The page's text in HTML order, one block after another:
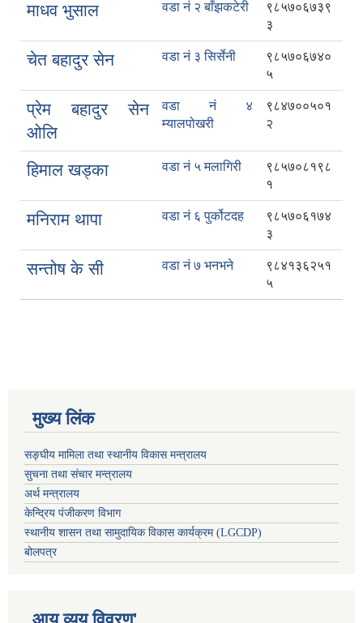
माधव भुसाल वडा नं २ बाँझकटेरी
९८५७०६७३९
३
चेत बहादुर सेन वडा नं ३ सिर्सेनी
९८५७०६७४०
५
प्रेम बहादुर सेन
ओलि
वडा नं ४
म्यालपोखरी
९८४७००५०१
२
हिमाल खड्का वडा नं ५ मलागिरी
९८५७०८१९८
१
मनिराम थापा वडा नं ६ पुर्कोटदह
९८५७०६१७४
३
सन्तोष के सी वडा नं ७ भनभने
९८४१३६२५१
५
मुख्य लिंक
सङ्घीय मामिला तथा स्थानीय विकास मन्त्रालय
सुचना तथा संचार मन्त्रालय
अर्थ मन्त्रालय
केन्द्रिय पंजीकरण विभाग
स्थानीय शासन तथा सामुदायिक विकास कार्यक्रम (LGCDP)
बोलपत्र